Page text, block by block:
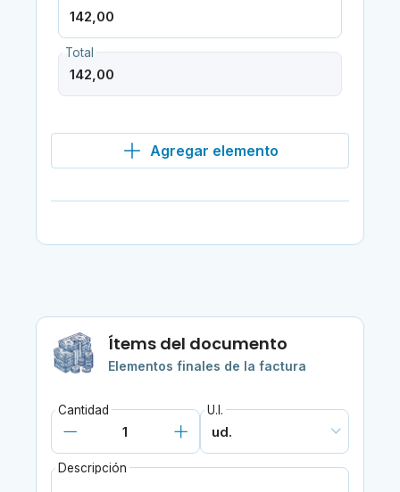
Total
Agregar elemento
Ítems del documento
Elementos finales de la factura
Cantidad U.I.
Descripción